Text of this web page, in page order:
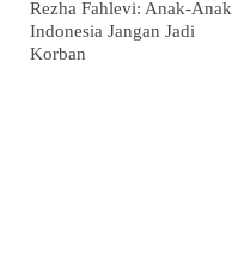
Rezha Fahlevi: Anak-Anak
Indonesia Jangan Jadi
Korban